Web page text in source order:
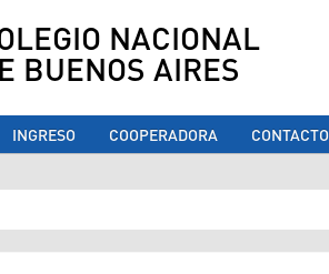
NACIONAL
BUENOS AIRES
INGRESO COOPERADORA CONTACTO
usted aquí